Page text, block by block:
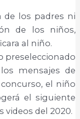
de los padres ni
de los niños,
al niño.
preseleccionado
mensajes de
el niño
el siguiente
videos del 2020.